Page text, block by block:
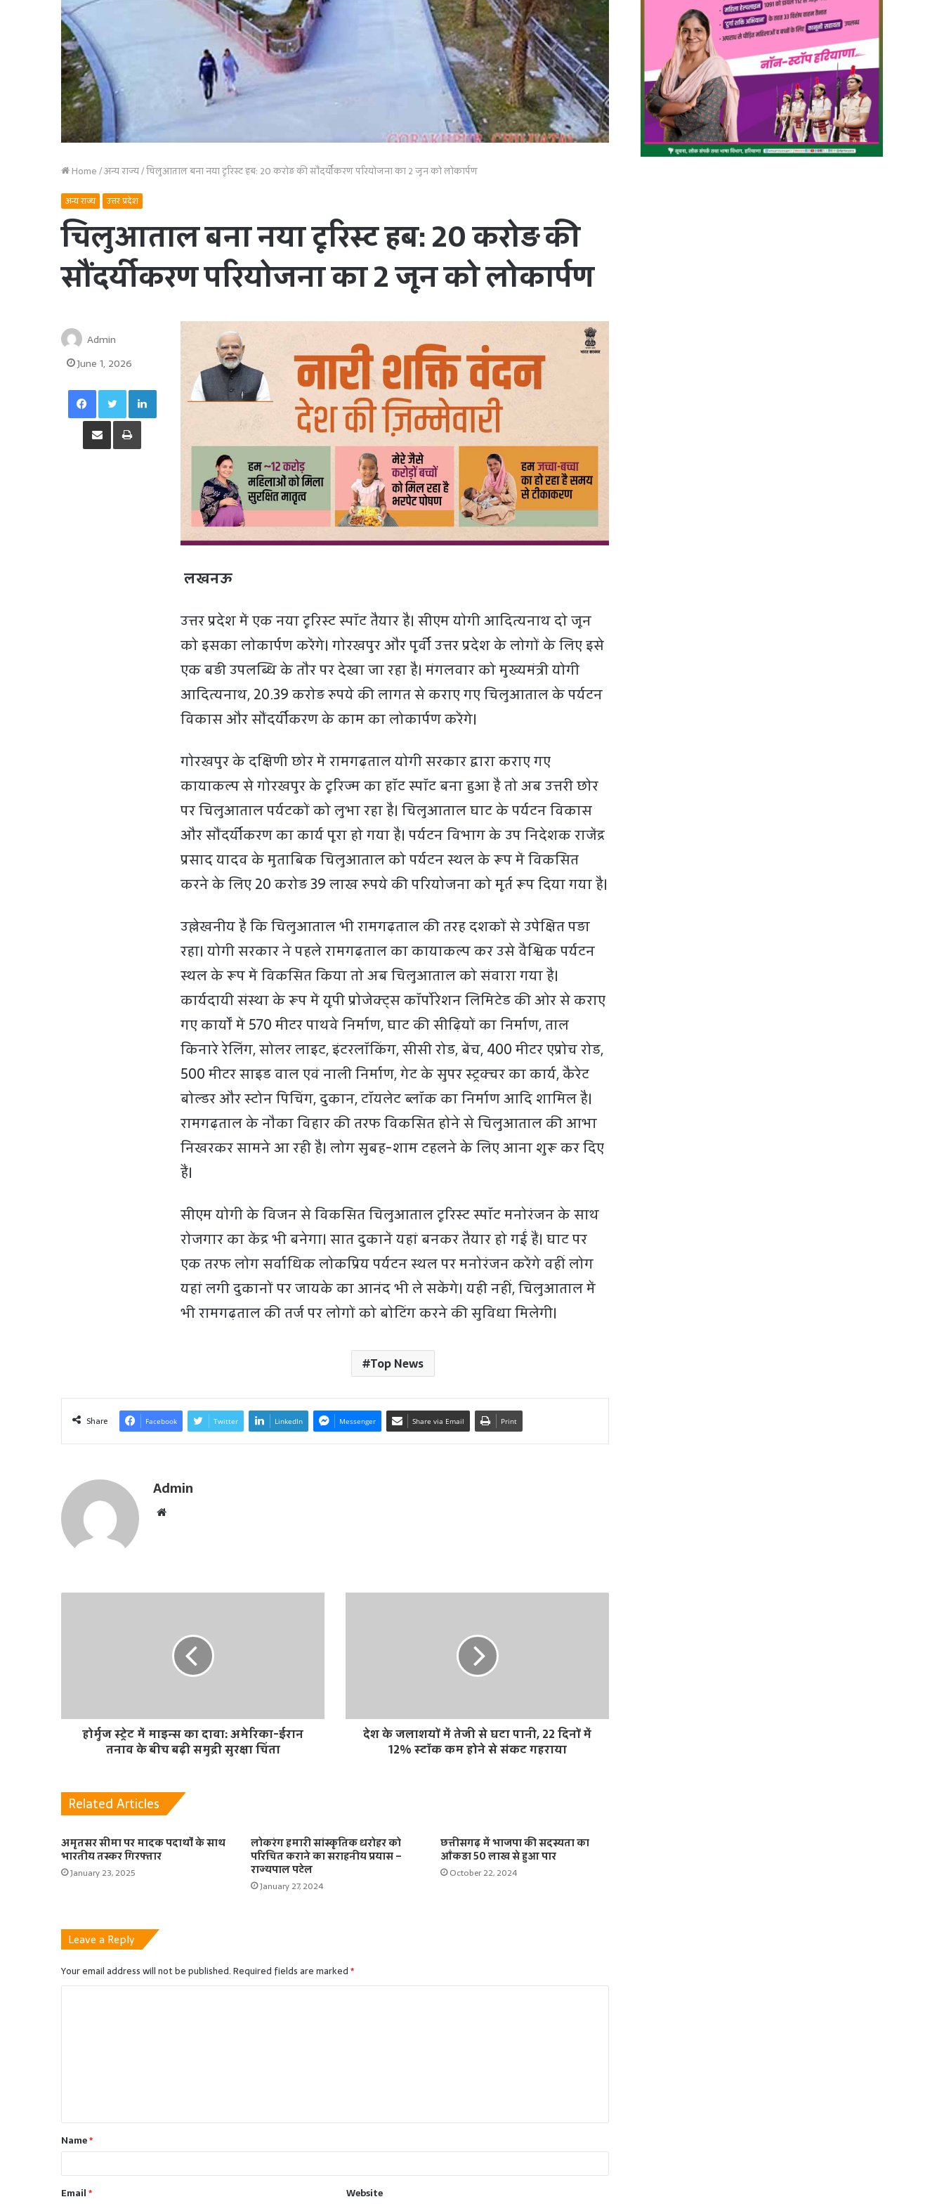
Home/अन्य राज्य/चिलुआताल बना नया टूरिस्ट हब: 20 करोड़ की सौंदर्यीकरण परियोजना का 2 जून को लोकार्पण
अन्य राज्य उत्तर प्रदेश
चिलुआताल बना नया टूरिस्ट हब: 20 करोड़ की
सौंदर्यीकरण परियोजना का 2 जून को लोकार्पण
लखनऊ
उत्तर प्रदेश में एक नया टूरिस्ट स्पॉट तैयार है। सीएम योगी आदित्यनाथ दो जून
को इसका लोकार्पण करेंगे। गोरखपुर और पूर्वी उत्तर प्रदेश के लोगों के लिए इसे
एक बड़ी उपलब्धि के तौर पर देखा जा रहा है। मंगलवार को मुख्यमंत्री योगी
आदित्यनाथ, 20.39 करोड़ रुपये की लागत से कराए गए चिलुआताल के पर्यटन
विकास और सौंदर्यीकरण के काम का लोकार्पण करेंगे।
गोरखपुर के दक्षिणी छोर में रामगढ़ताल योगी सरकार द्वारा कराए गए
कायाकल्प से गोरखपुर के टूरिज्म का हॉट स्पॉट बना हुआ है तो अब उत्तरी छोर
पर चिलुआताल पर्यटकों को लुभा रहा है। चिलुआताल घाट के पर्यटन विकास
और सौंदर्यीकरण का कार्य पूरा हो गया है। पर्यटन विभाग के उप निदेशक राजेंद्र
प्रसाद यादव के मुताबिक चिलुआताल को पर्यटन स्थल के रूप में विकसित
करने के लिए 20 करोड़ 39 लाख रुपये की परियोजना को मूर्त रूप दिया गया है।
उल्लेखनीय है कि चिलुआताल भी रामगढ़ताल की तरह दशकों से उपेक्षित पड़ा
रहा। योगी सरकार ने पहले रामगढ़ताल का कायाकल्प कर उसे वैश्विक पर्यटन
स्थल के रूप में विकसित किया तो अब चिलुआताल को संवारा गया है।
कार्यदायी संस्था के रूप में यूपी प्रोजेक्ट्स कॉर्पोरेशन लिमिटेड की ओर से कराए
गए कार्यों में 570 मीटर पाथवे निर्माण, घाट की सीढ़ियों का निर्माण, ताल
किनारे रेलिंग, सोलर लाइट, इंटरलॉकिंग, सीसी रोड, बेंच, 400 मीटर एप्रोच रोड,
500 मीटर साइड वाल एवं नाली निर्माण, गेट के सुपर स्ट्रक्चर का कार्य, कैरेट
बोल्डर और स्टोन पिचिंग, दुकान, टॉयलेट ब्लॉक का निर्माण आदि शामिल है।
रामगढ़ताल के नौका विहार की तरफ विकसित होने से चिलुआताल की आभा
निखरकर सामने आ रही है। लोग सुबह-शाम टहलने के लिए आना शुरू कर दिए
हैं।
सीएम योगी के विजन से विकसित चिलुआताल टूरिस्ट स्पॉट मनोरंजन के साथ
रोजगार का केंद्र भी बनेगा। सात दुकानें यहां बनकर तैयार हो गईं हैं। घाट पर
एक तरफ लोग सर्वाधिक लोकप्रिय पर्यटन स्थल पर मनोरंजन करेंगे वहीं लोग
यहां लगी दुकानों पर जायके का आनंद भी ले सकेंगे। यही नहीं, चिलुआताल में
भी रामगढ़ताल की तर्ज पर लोगों को बोटिंग करने की सुविधा मिलेगी।
Top News
Admin
June 1, 2026
Facebook Twitter LinkedIn
Share via Email Print
Share Facebook Twitter LinkedIn Messenger Share via Email Print
Admin
t
होर्मुज स्ट्रेट में माइन्स का दावा: अमेरिका-ईरान
तनाव के बीच बढ़ी समुद्री सुरक्षा चिंता
देश के जलाशयों में तेजी से घटा पानी, 22 दिनों में
12% स्टॉक कम होने से संकट गहराया
Related Articles
अमृतसर सीमा पर मादक पदार्थों के साथ
भारतीय तस्कर गिरफ्तार
January 23, 2025
लोकरंग हमारी सांस्कृतिक धरोहर को
परिचित कराने का सराहनीय प्रयास –
राज्यपाल पटेल
January 27, 2024
छत्तीसगढ़ में भाजपा की सदस्यता का
आँकड़ा 50 लाख से हुआ पार
October 22, 2024
Leave a Reply
Your email address will not be published.Required fields are marked*
t
*Name*
Email* Website